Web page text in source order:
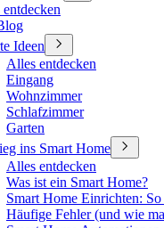
Ideen
Alles entdecken
Eingang
Wohnzimmer
Schlafzimmer
Garten
ins Smart Home
Alles entdecken
Was ist ein Smart Home?
Smart Home Einrichten: So
Häufige Fehler (und wie